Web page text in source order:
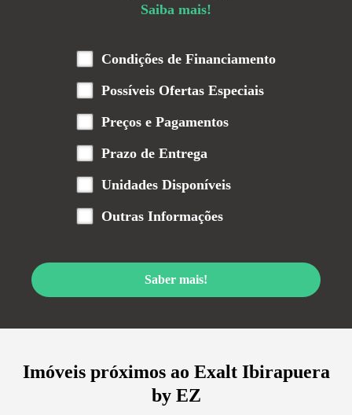
Saiba mais!
Condições de Financiamento
Possíveis Ofertas Especiais
Preços e Pagamentos
Prazo de Entrega
Unidades Disponíveis
Outras Informações
Saber mais!
Imóveis próximos ao Exalt Ibirapuera
by EZ